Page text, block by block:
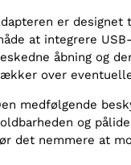
er designet
at integrere
åbning og
over
medfølgende
og
det nemmere at